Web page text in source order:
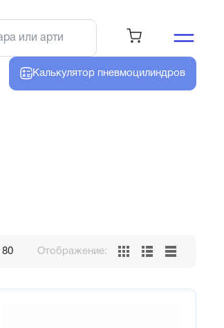
Калькулятор пневмоцилиндров
80 Отображение: